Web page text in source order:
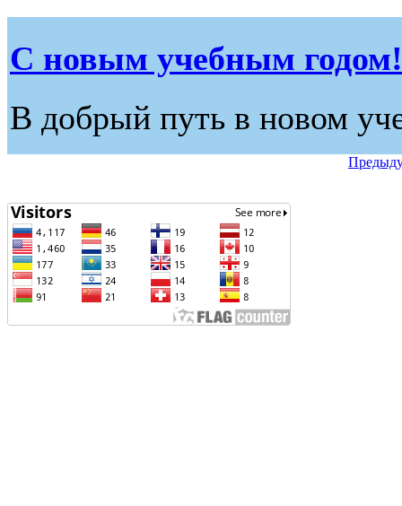
С новым учебным годом!
В добрый путь в новом